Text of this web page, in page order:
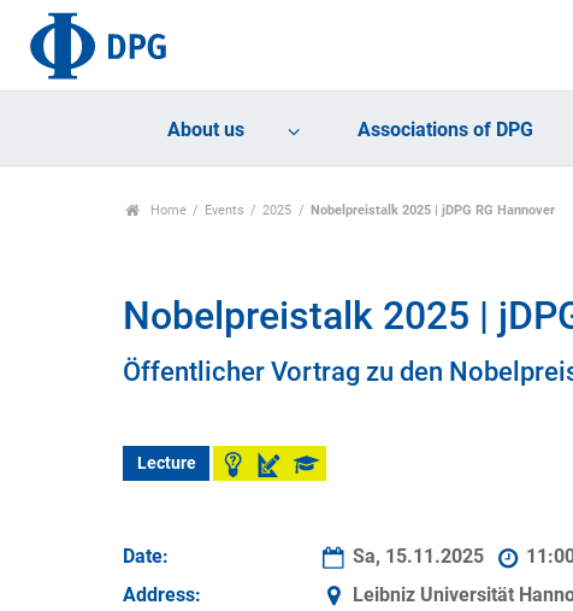
About us Associations of DPG
Home Events 2025 Nobelpreistalk 2025 | jDPG RG Hannover
Nobelpreistalk 2025 |
Öffentlicher Vortrag zu den
Lecture
Date: Sa, 15.11.2025
Address:
Leibniz Universität